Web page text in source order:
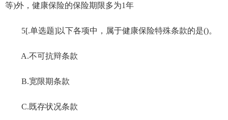
等)外，健康保险的保险期限多为1年
5[.单选题]以下各项中，属于健康保险特殊条款的是()。
A.不可抗辩条款
B.宽限期条款
C.既存状况条款